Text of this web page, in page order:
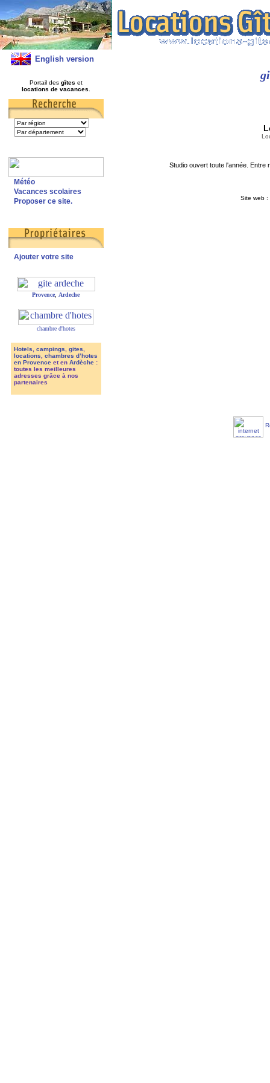
English version
Portail des gîtes et
locations de vacances
Météo
Vacances scolaires
Proposer ce site.
Ajouter votre site
Provence Ardeche
chambre d'hotes
Hotels campings gites
locations
chambres d’hotes
en Provenceet en Ardèche:
toutes les meilleures
adresses grâce à nos
partenaires
Studio ouvert toute l'année. Entre
Site web :